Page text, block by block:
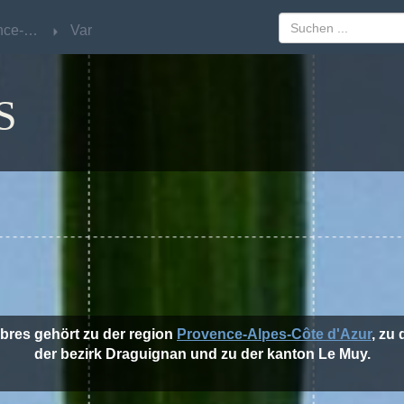
Provence-Alpes-Côte d'Azur Var
gehört zu der region Provence-Alpes-Côte d'Azur, zu
der bezirk Draguignan und zu der kanton Le Muy.
Provence-Alpes-Côte d'Azur Var